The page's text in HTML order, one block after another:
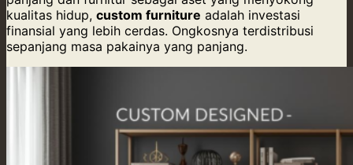
kualitas hidup, custom furniture adalah investasi
finansial yang lebih cerdas. Ongkosnya terdistribusi
sepanjang masa pakainya yang panjang.